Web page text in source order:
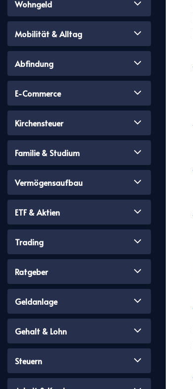
Wohngeld
Mobilität & Alltag
Abfindung
E-Commerce
Kirchensteuer
Familie & Studium
Vermögensaufbau
ETF & Aktien
Trading
Ratgeber
Geldanlage
Gehalt & Lohn
Steuern